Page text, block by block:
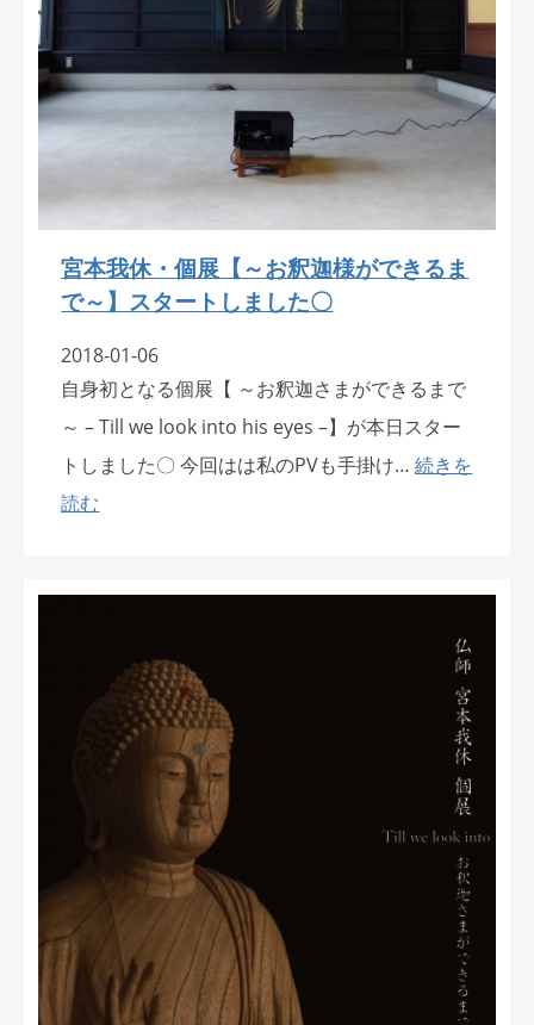
宮本我休・個展【～お釈迦様ができるま
で～】スタートしました〇
2018-01-06
自身初となる個展【 ～お釈迦さまができるまで
～ – Till we look into his eyes –】が本日スター
トしました〇 今回はは私のPVも手掛け…続きを
読む